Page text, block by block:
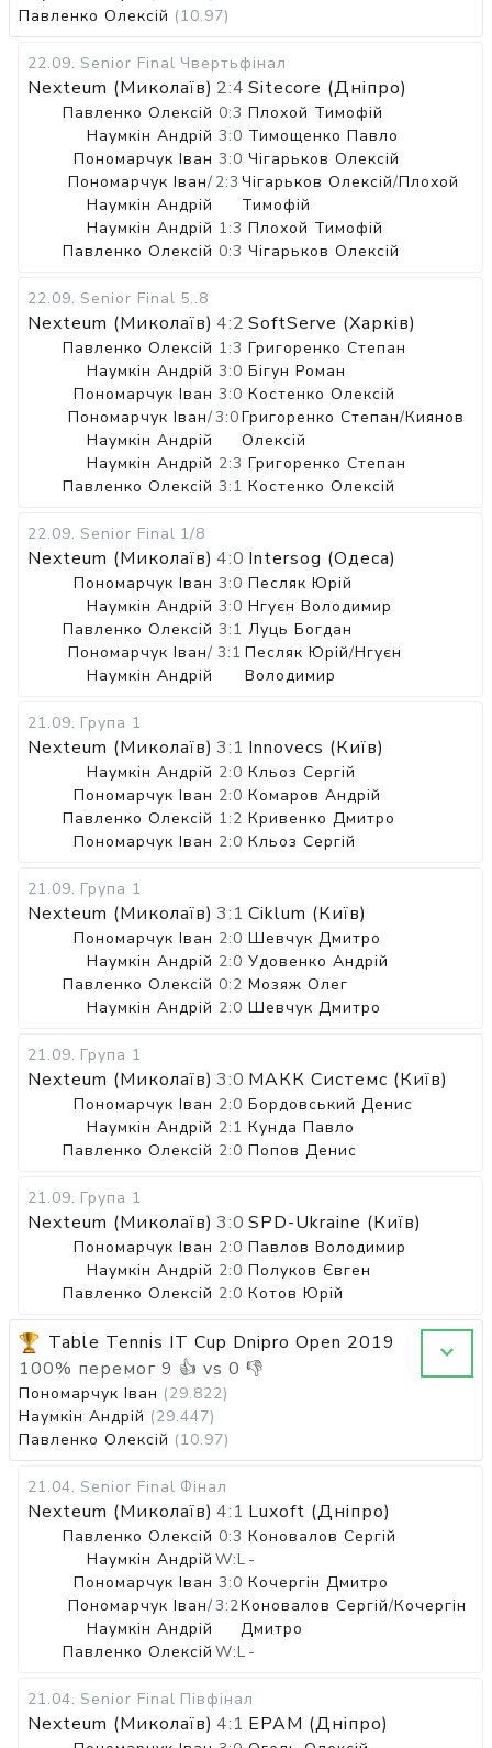
Павленко Олексій (10.97)
22.09. Senior Final Чвертьфінал
Nexteum (Миколаїв) 2:4 Sitecore (Дніпро)
Павленко Олексій 0:3 Плохой Тимофій
Наумкін Андрій 3:0 Тимощенко Павло
Пономарчук Іван 3:0 Чігарьков Олексій
Пономарчук Іван/
Наумкін Андрій
2:3 Чігарьков Олексій/Плохой
Тимофій
Наумкін Андрій 1:3 Плохой Тимофій
Павленко Олексій 0:3 Чігарьков Олексій
22.09. Senior Final 5..8
Nexteum (Миколаїв) 4:2 SoftServe (Харків)
Павленко Олексій 1:3 Григоренко Степан
Наумкін Андрій 3:0 Бігун Роман
Пономарчук Іван 3:0 Костенко Олексій
Пономарчук Іван/
Наумкін Андрій
3:0Григоренко Степан/Киянов
Олексій
Наумкін Андрій 2:3 Григоренко Степан
Павленко Олексій 3:1 Костенко Олексій
22.09. Senior Final 1/8
Nexteum (Миколаїв) 4:0 Intersog (Одеса)
Пономарчук Іван 3:0 Песляк Юрій
Наумкін Андрій 3:0 Нгуєн Володимир
Павленко Олексій 3:1 Луць Богдан
Пономарчук Іван/
Наумкін Андрій
3:1 Песляк Юрій/Нгуєн
Володимир
21.09. Група 1
Nexteum (Миколаїв) 3:1 Innovecs (Київ)
Наумкін Андрій 2:0 Кльоз Сергій
Пономарчук Іван 2:0 Комаров Андрій
Павленко Олексій 1:2 Кривенко Дмитро
Пономарчук Іван 2:0 Кльоз Сергій
21.09. Група 1
Nexteum (Миколаїв) 3:1 Ciklum (Київ)
Пономарчук Іван 2:0 Шевчук Дмитро
Наумкін Андрій 2:0 Удовенко Андрій
Павленко Олексій 0:2 Мозяж Олег
Наумкін Андрій 2:0 Шевчук Дмитро
21.09. Група 1
Nexteum (Миколаїв) 3:0 МАКК Системс (Київ)
Пономарчук Іван 2:0 Бордовський Денис
Наумкін Андрій 2:1 Кунда Павло
Павленко Олексій 2:0 Попов Денис
21.09. Група 1
Nexteum (Миколаїв) 3:0 SPD-Ukraine (Київ)
Пономарчук Іван 2:0 Павлов Володимир
Наумкін Андрій 2:0 Полуков Євген
Павленко Олексій 2:0 Котов Юрій
Table Tennis IT Cup Dnipro Open 2019
100% перемог 9 👍 vs 0 👎
Пономарчук Іван (29.822)
Наумкін Андрій (29.447)
Павленко Олексій (10.97)
21.04. Senior Final Фінал
Nexteum (Миколаїв) 4:1 Luxoft (Дніпро)
Павленко Олексій 0:3 Коновалов Сергій
Наумкін Андрій W:L -
Пономарчук Іван 3:0 Кочергін Дмитро
Пономарчук Іван/
Наумкін Андрій
3:2Коновалов Сергій/Кочергін
Дмитро
Павленко Олексій W:L -
21.04. Senior Final Півфінал
Nexteum (Миколаїв) 4:1 EPAM (Дніпро)